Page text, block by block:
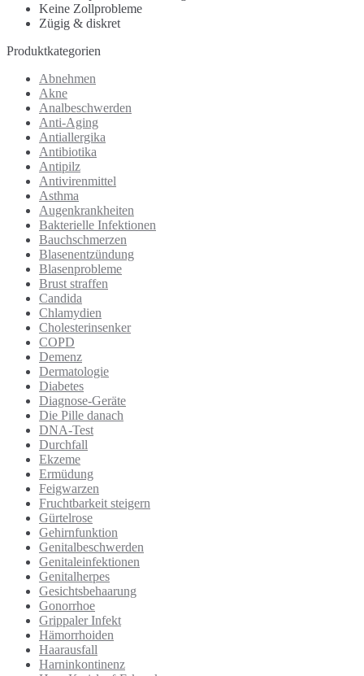
Keine Zollprobleme
Zügig & diskret
Produktkategorien
Abnehmen
Akne
Analbeschwerden
Anti-Aging
Antiallergika
Antibiotika
Antipilz
Antivirenmittel
Asthma
Augenkrankheiten
Bakterielle Infektionen
Bauchschmerzen
Blasenentzündung
Blasenprobleme
Brust straffen
Candida
Chlamydien
Cholesterinsenker
COPD
Demenz
Dermatologie
Diabetes
Diagnose-Geräte
Die Pille danach
DNA-Test
Durchfall
Ekzeme
Ermüdung
Feigwarzen
Fruchtbarkeit steigern
Gürtelrose
Gehirnfunktion
Genitalbeschwerden
Genitaleinfektionen
Genitalherpes
Gesichtsbehaarung
Gonorrhoe
Grippaler Infekt
Hämorrhoiden
Haarausfall
Harninkontinenz